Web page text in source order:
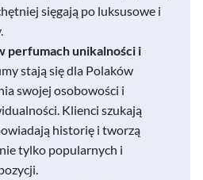
sięgają po luksusowe i
perfumach unikalności i
stają się dla Polaków
swojej osobowości i
Klienci szukają
historię i tworzą
tylko popularnych i